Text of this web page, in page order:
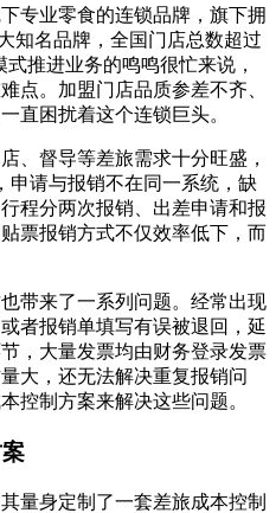
专业零食的连锁品牌，旗下拥
知名品牌，全国门店总数超过
式推进业务的鸣鸣很忙来说，
点。加盟门店品质参差不齐、
直困扰着这个连锁巨头。
、督导等差旅需求十分旺盛，
申请与报销不在同一系统，缺
程分两次报销、出差申请和报
票报销方式不仅效率低下，而
带来了一系列问题。经常出现
者报销单填写有误被退回，延
，大量发票均由财务登录发票
大，还无法解决重复报销问
控制方案来解决这些问题。
量身定制了一套差旅成本控制